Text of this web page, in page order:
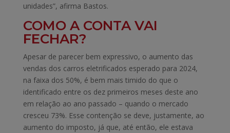
unidades”, afirma Bastos.
COMO A CONTA VAI
FECHAR?
Apesar de parecer bem expressivo, o aumento das
vendas dos carros eletrificados esperado para 2024,
na faixa dos 50%, é bem mais timido do que o
identificado entre os dez primeiros meses deste ano
em relação ao ano passado – quando o mercado
cresceu 73%. Esse contenção se deve, justamente, ao
aumento do imposto, já que, até então, ele estava